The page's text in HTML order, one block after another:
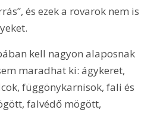
és ezek a rovarok nem is
kell nagyon alaposnak
maradhat ki: ágykeret,
függönykarnisok, fali és
falvédő mögött,